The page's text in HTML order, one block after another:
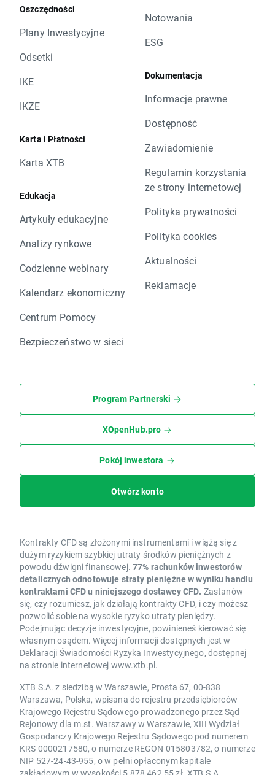
Oszczędności
Plany Inwestycyjne
Odsetki
IKE
IKZE
Karta i Płatności
Karta XTB
Edukacja
Artykuły edukacyjne
Analizy rynkowe
Codzienne webinary
Kalendarz ekonomiczny
Centrum Pomocy
Bezpieczeństwo w sieci
Notowania
ESG
Dokumentacja
Informacje prawne
Dostępność
Zawiadomienie
Regulamin korzystania
ze strony internetowej
Polityka prywatności
Polityka cookies
Aktualności
Reklamacje
Program Partnerski
XOpenHub.pro
Pokój inwestora
Otwórz konto
Kontrakty CFD są złożonymi instrumentami i wiążą się z
dużym ryzykiem szybkiej utraty środków pieniężnych z
powodu dźwigni finansowej. 77% rachunków inwestorów
detalicznych odnotowuje straty pieniężne w wyniku handlu
kontraktami CFD u niniejszego dostawcy CFD. Zastanów
się, czy rozumiesz, jak działają kontrakty CFD, i czy możesz
pozwolić sobie na wysokie ryzyko utraty pieniędzy.
Podejmując decyzje inwestycyjne, powinieneś kierować się
własnym osądem. Więcej informacji dostępnych jest w
Deklaracji Świadomości Ryzyka Inwestycyjnego, dostępnej
na stronie internetowej www.xtb.pl.
XTB S.A. z siedzibą w Warszawie, Prosta 67, 00-838
Warszawa, Polska, wpisana do rejestru przedsiębiorców
Krajowego Rejestru Sądowego prowadzonego przez Sąd
Rejonowy dla m.st. Warszawy w Warszawie, XIII Wydział
Gospodarczy Krajowego Rejestru Sądowego pod numerem
KRS 0000217580, o numerze REGON 015803782, o numerze
NIP 527-24-43-955, o w pełni opłaconym kapitale